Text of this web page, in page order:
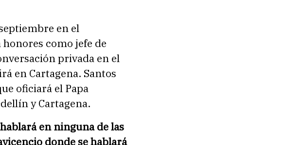
en el
como jefe de
privada en el
en Cartagena. Santos
oficiará el Papa
y Cartagena.
en ninguna de las
donde se hablará